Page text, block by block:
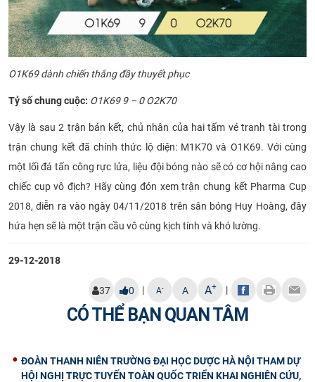
O1K69 dành chiến thắng đầy thuyết phục
Tỷ số chung cuộc: O1K69 9 – 0 O2K70
Vậy là sau 2 trận bán kết, chủ nhân của hai tấm vé tranh tài trong
trận chung kết đã chính thức lộ diện: M1K70 và O1K69. Với cùng
một lối đá tấn công rực lửa, liệu đội bóng nào sẽ có cơ hội nâng cao
chiếc cup vô địch? Hãy cùng đón xem trận chung kết Pharma Cup
2018, diễn ra vào ngày 04/11/2018 trên sân bóng Huy Hoàng, đây
hứa hẹn sẽ là một trận cầu vô cùng kịch tính và khó lường.
29-12-2018
37 0 | A- A A+ |
CÓ THỂ BẠN QUAN TÂM
ĐOÀN THANH NIÊN TRƯỜNG ĐẠI HỌC DƯỢC HÀ NỘI THAM DỰ
HỘI NGHỊ TRỰC TUYẾN TOÀN QUỐC TRIỂN KHAI NGHIÊN CỨU,